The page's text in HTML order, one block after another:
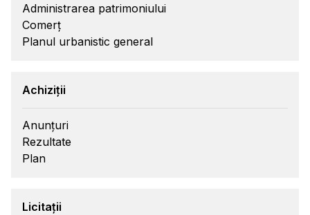
Administrarea patrimoniului
Comerț
Planul urbanistic general
Achiziții
Anunțuri
Rezultate
Plan
Licitații